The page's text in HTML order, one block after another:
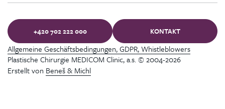
+420 702 222 000 KONTAKT
Plastische Chirurgie MEDICOM Clinic, a.s. © 2004-2026
Allgemeine Geschäftsbedingungen, GDPR, Whistleblowers
Erstellt von Beneš & Michl